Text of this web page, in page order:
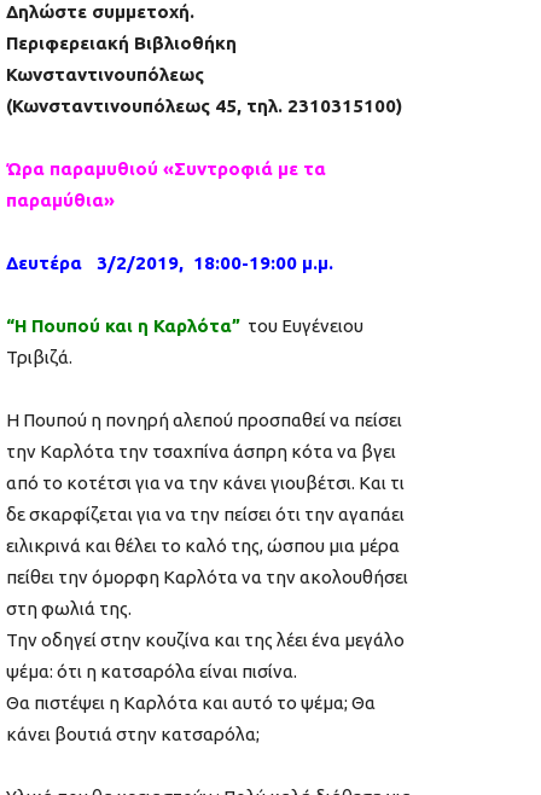
Δηλώστε συμμετοχή.
Περιφερειακή Βιβλιοθήκη
Κωνσταντινουπόλεως
(Κωνσταντινουπόλεως 45, τηλ. 2310315100)
Ώρα παραμυθιού «Συντροφιά με τα
παραμύθια»
Δευτέρα 3/2/2019, 18:00-19:00 μ.μ.
“Η Πουπού και η Καρλότα” του Ευγένειου
Τριβιζά.
H Πουπού η πονηρή αλεπού προσπαθεί να πείσει
την Καρλότα την τσαχπίνα άσπρη κότα να βγει
από το κοτέτσι για να την κάνει γιουβέτσι. Και τι
δε σκαρφίζεται για να την πείσει ότι την αγαπάει
ειλικρινά και θέλει το καλό της, ώσπου μια μέρα
πείθει την όμορφη Καρλότα να την ακολουθήσει
στη φωλιά της.
Την οδηγεί στην κουζίνα και της λέει ένα μεγάλο
ψέμα: ότι η κατσαρόλα είναι πισίνα.
Θα πιστέψει η Καρλότα και αυτό το ψέμα; Θα
κάνει βουτιά στην κατσαρόλα;